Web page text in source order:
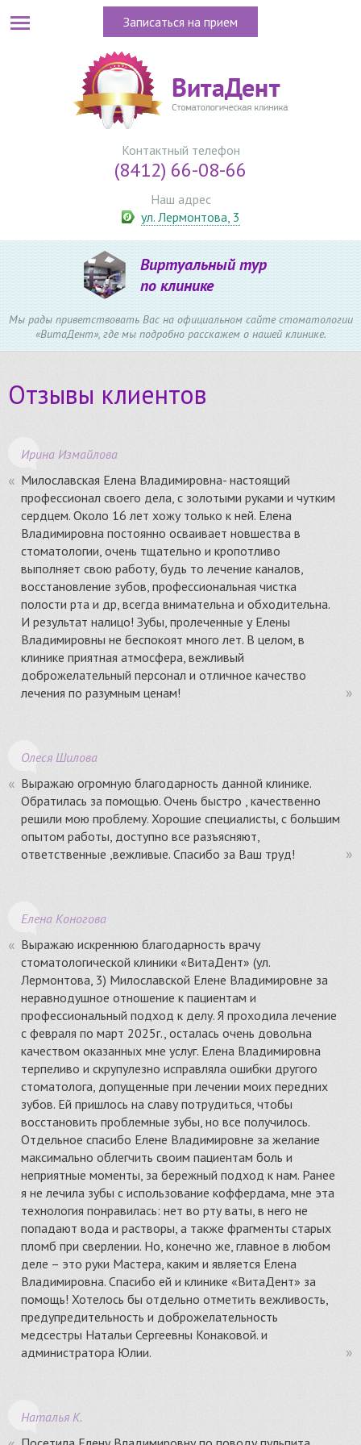
Контактный телефон
(8412) 66-08-66
Наш адрес
ул. Лермонтова, 3
Записаться на прием
Виртуальный тур
по клинике
Мы рады приветствовать Вас на официальном сайте стоматологии
«ВитаДент», где мы подробно расскажем о нашей клинике.
Отзывы клиентов
Ирина Измайлова
Милославская Елена Владимировна- настоящий
профессионал своего дела, с золотыми руками и чутким
сердцем. Около 16 лет хожу только к ней. Елена
Владимировна постоянно осваивает новшества в
стоматологии, очень тщательно и кропотливо
выполняет свою работу, будь то лечение каналов,
восстановление зубов, профессиональная чистка
полости рта и др, всегда внимательна и обходительна.
И результат налицо! Зубы, пролеченные у Елены
Владимировны не беспокоят много лет. В целом, в
клинике приятная атмосфера, вежливый
доброжелательный персонал и отличное качество
лечения по разумным ценам!
Олеся Шилова
Выражаю огромную благодарность данной клинике.
Обратилась за помощью. Очень быстро , качественно
решили мою проблему. Хорошие специалисты, с большим
опытом работы, доступно все разъясняют,
ответственные ,вежливые. Спасибо за Ваш труд!
Елена Коногова
Выражаю искреннюю благодарность врачу
стоматологической клиники «ВитаДент» (ул.
Лермонтова, 3) Милославской Елене Владимировне за
неравнодушное отношение к пациентам и
профессиональный подход к делу. Я проходила лечение
с февраля по март 2025г., осталась очень довольна
качеством оказанных мне услуг. Елена Владимировна
терпеливо и скрупулезно исправляла ошибки другого
стоматолога, допущенные при лечении моих передних
зубов. Ей пришлось на славу потрудиться, чтобы
восстановить проблемные зубы, но все получилось.
Отдельное спасибо Елене Владимировне за желание
максимально облегчить своим пациентам боль и
неприятные моменты, за бережный подход к нам. Ранее
я не лечила зубы с использование коффердама, мне эта
технология понравилась: нет во рту ваты, в него не
попадают вода и растворы, а также фрагменты старых
пломб при сверлении. Но, конечно же, главное в любом
деле – это руки Мастера, каким и является Елена
Владимировна. Спасибо ей и клинике «ВитаДент» за
помощь! Хотелось бы отдельно отметить вежливость,
предупредительность и доброжелательность
медсестры Натальи Сергеевны Конаковой. и
администратора Юлии.
Наталья К.